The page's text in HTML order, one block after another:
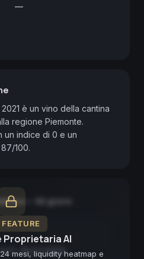
—
è un vino della cantina
regione Piemonte.
un indice di 0 e un
100.
FEATURE
Proprietaria AI
mesi, liquidity heatmap e
— 90 giorni
disponibile